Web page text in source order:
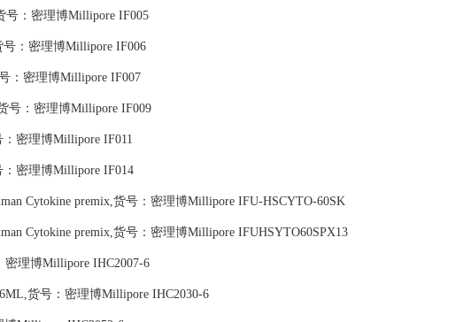
号：密理博Millipore IF005
号：密理博Millipore IF006
：密理博Millipore IF007
号：密理博Millipore IF009
密理博Millipore IF011
密理博Millipore IF014
Cytokine premix,货号：密理博Millipore IFU-HSCYTO-60SK
Cytokine premix,货号：密理博Millipore IFUHSYTO60SPX13
理博Millipore IHC2007-6
货号：密理博Millipore IHC2030-6